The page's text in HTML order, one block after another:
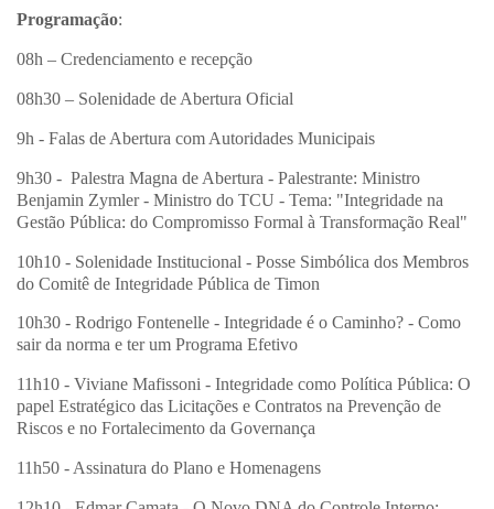
Programação:
08h – Credenciamento e recepção
08h30 – Solenidade de Abertura Oficial
9h - Falas de Abertura com Autoridades Municipais
9h30 - Palestra Magna de Abertura - Palestrante: Ministro
Benjamin Zymler - Ministro do TCU - Tema: "Integridade na
Gestão Pública: do Compromisso Formal à Transformação Real"
10h10 - Solenidade Institucional - Posse Simbólica dos Membros
do Comitê de Integridade Pública de Timon
10h30 - Rodrigo Fontenelle - Integridade é o Caminho? - Como
sair da norma e ter um Programa Efetivo
11h10 - Viviane Mafissoni - Integridade como Política Pública: O
papel Estratégico das Licitações e Contratos na Prevenção de
Riscos e no Fortalecimento da Governança
11h50 - Assinatura do Plano e Homenagens